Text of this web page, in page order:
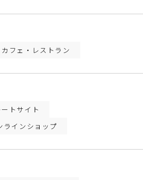
フェ・レストラン
トサイト
ラインショップ